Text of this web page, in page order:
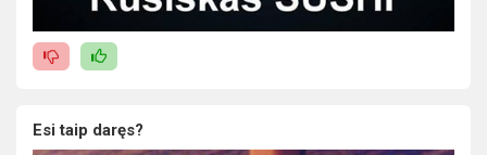
Esi taip daręs?